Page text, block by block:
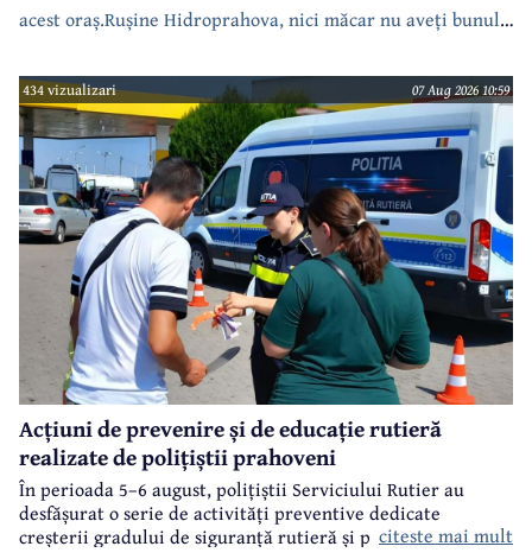
acest oraș.Rușine Hidroprahova, nici măcar nu aveți bunul
434 vizualizari 07 Aug 2026 10:59
Acțiuni de prevenire și de educație rutieră
realizate de polițiștii prahoveni
În perioada 5–6 august, polițiștii Serviciului Rutier au
desfășurat o serie de activități preventive dedicate
creșterii gradului de siguranță rutieră și promovării unui
citeste mai mult